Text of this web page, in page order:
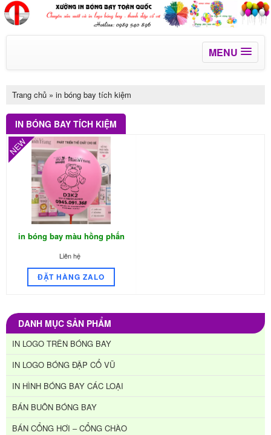
MENU
Trang chủ » in bóng bay tích kiệm
IN BÓNG BAY TÍCH KIỆM
in bóng bay màu hồng phấn
Liên hệ
ĐẶT HÀNG ZALO
NEW
DANH MỤC SẢN PHẨM
IN LOGO TRÊN BÓNG BAY
IN LOGO BÓNG ĐẬP CỔ VŨ
IN HÌNH BÓNG BAY CÁC LOẠI
BÁN BUÔN BÓNG BAY
BÁN CỔNG HƠI – CỔNG CHÀO